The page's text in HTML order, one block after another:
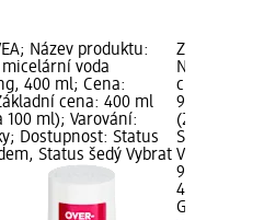
Název produktu:
voda
400 ml; Cena:
cena: 400 ml
100 ml); Varování:
Dostupnost: Status
Status šedý Vybrat
Značka:
Název
citlivou
99,00 Kč;
(24,75 Kč
Status
Vybrat
99,00 Kč
400 ml
GARNIER